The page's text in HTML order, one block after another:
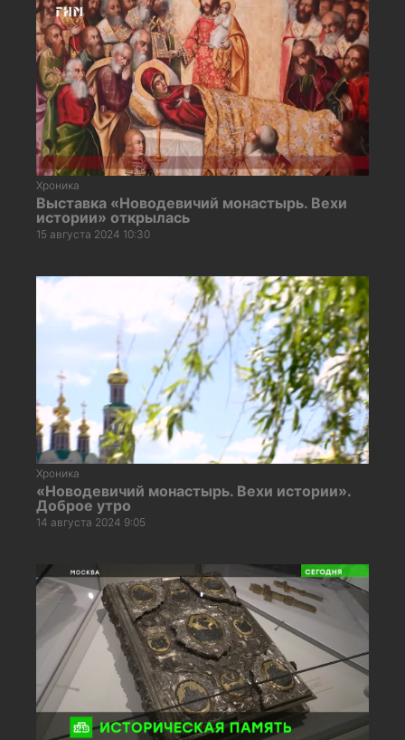
Хроника
Выставка «Новодевичий монастырь. Вехи
истории» открылась
15 августа 2024 10:30
Хроника
«Новодевичий монастырь. Вехи истории».
Доброе утро
14 августа 2024 9:05